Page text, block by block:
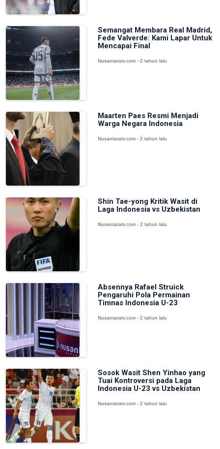
Semangat Membara Real Madrid,
Fede Valverde: Kami Lapar Untuk
Mencapai Final
Nusantaratv.com - 2 tahun lalu
Maarten Paes Resmi Menjadi
Warga Negara Indonesia
Nusantaratv.com - 2 tahun lalu
Shin Tae-yong Kritik Wasit di
Laga Indonesia vs Uzbekistan
Nusantaratv.com - 2 tahun lalu
Absennya Rafael Struick
Pengaruhi Pola Permainan
Timnas Indonesia U-23
Nusantaratv.com - 2 tahun lalu
Sosok Wasit Shen Yinhao yang
Tuai Kontroversi pada Laga
Indonesia U-23 vs Uzbekistan
Nusantaratv.com - 2 tahun lalu